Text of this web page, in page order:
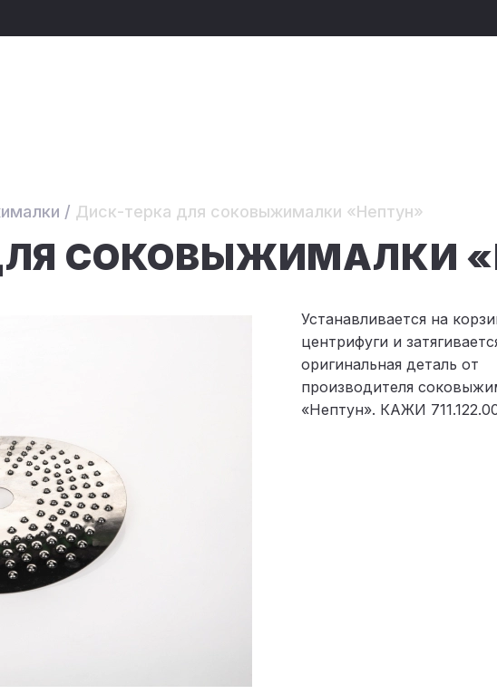
/ Диск-тeрка для соковыжималки «Нептун»
СОКОВЫЖИМАЛКИ
Устанавливается на
центрифуги и
оригинальная деталь от
производителя
«Нептун». КАЖИ